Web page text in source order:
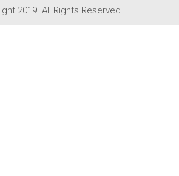
2019. All Rights Reserved